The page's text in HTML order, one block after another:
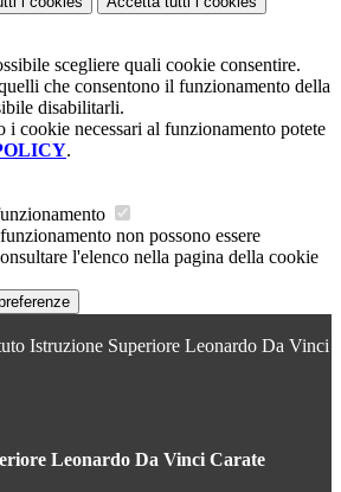
scegliere quali cookie consentire.
che consentono il funzionamento della
disabilitarli.
i cookie necessari al funzionamento potete
.
non possono essere
l'elenco nella pagina della cookie
Istruzione Superiore Leonardo Da Vinci
Leonardo Da Vinci Carate